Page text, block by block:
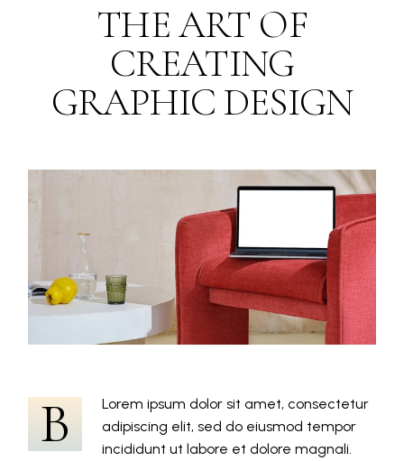
THE ART OF
CREATING
GRAPHIC DESIGN
B
Lorem ipsum dolor sit amet, consectetur
adipiscing elit, sed do eiusmod tempor
incididunt ut labore et dolore magnali.